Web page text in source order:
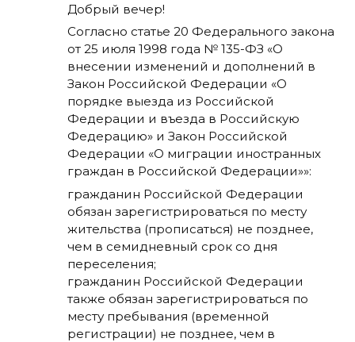
Добрый вечер!
Согласно статье 20 Федерального закона
от 25 июля 1998 года № 135-ФЗ «О
внесении изменений и дополнений в
Закон Российской Федерации «О
порядке выезда из Российской
Федерации и въезда в Российскую
Федерацию» и Закон Российской
Федерации «О миграции иностранных
граждан в Российской Федерации»»:
гражданин Российской Федерации
обязан зарегистрироваться по месту
жительства (прописаться) не позднее,
чем в семидневный срок со дня
переселения;
гражданин Российской Федерации
также обязан зарегистрироваться по
месту пребывания (временной
регистрации) не позднее, чем в